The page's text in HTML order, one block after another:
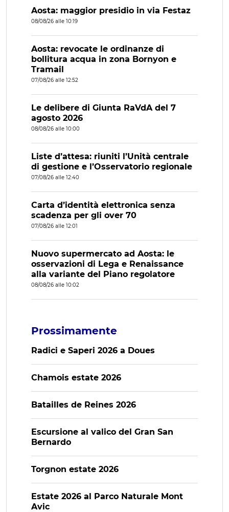
Aosta: maggior presidio in via Festaz
08/08/26 alle 10:19
Aosta: revocate le ordinanze di
bollitura acqua in zona Bornyon e
Tramail
07/08/26 alle 12:52
Le delibere di Giunta RaVdA del 7
agosto 2026
08/08/26 alle 10:00
Liste d’attesa: riuniti l’Unità centrale
di gestione e l’Osservatorio regionale
07/08/26 alle 12:40
Carta d’identità elettronica senza
scadenza per gli over 70
07/08/26 alle 12:01
Nuovo supermercato ad Aosta: le
osservazioni di Lega e Renaissance
alla variante del Piano regolatore
08/08/26 alle 10:02
Prossimamente
Radici e Saperi 2026 a Doues
Chamois estate 2026
Batailles de Reines 2026
Escursione al valico del Gran San
Bernardo
Torgnon estate 2026
Estate 2026 al Parco Naturale Mont
Avic